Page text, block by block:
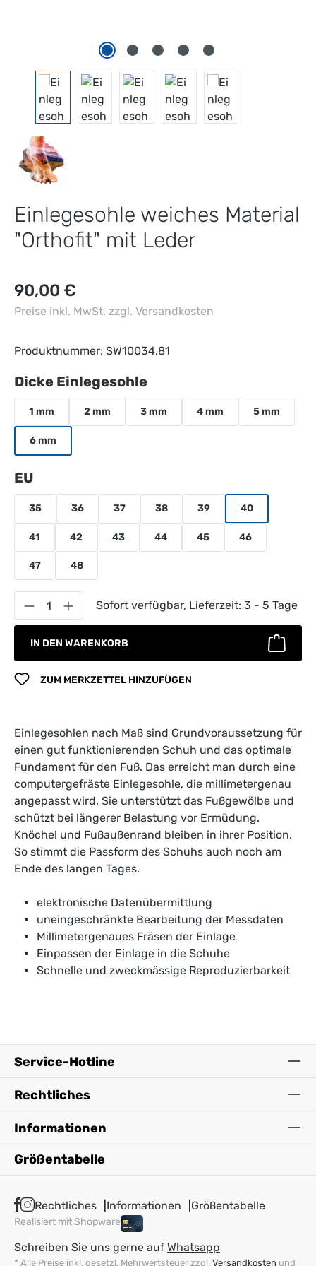
Einlegesohle weiches Material
"Orthofit" mit Leder
Regulärer Preis:
90,00 €
Preise inkl. MwSt. zzgl. Versandkosten
Produktnummer: SW10034.81
Dicke Einlegesohleauswählen
1 mm 2 mm 3 mm 4 mm 5 mm
6 mm
EU
35 36 37 38 39 40
41 42 43 44 45 46
47 48
Produkt Anzahl: Gib den gewünschten
Sofort verfügbar, Lieferzeit: 3 - 5 Tage
IN DEN WARENKORB
ZUM MERKZETTEL HINZUFÜGEN
Einlegesohlen nach Maß sind Grundvoraussetzung für
einen gut funktionierenden Schuh und das optimale
Fundament für den Fuß. Das erreicht man durch eine
computergefräste Einlegesohle, die millimetergenau
angepasst wird. Sie unterstützt das Fußgewölbe und
schützt bei längerer Belastung vor Ermüdung.
Knöchel und Fußaußenrand bleiben in ihrer Position.
So stimmt die Passform des Schuhs auch noch am
Ende des langen Tages.
elektronische Datenübermittlung
uneingeschränkte Bearbeitung der Messdaten
Millimetergenaues Fräsen der Einlage
Einpassen der Einlage in die Schuhe
Schnelle und zweckmässige Reproduzierbarkeit
Service-Hotline
Rechtliches
Informationen
Größentabelle
Rechtliches Informationen Größentabelle
Realisiert mit Shopware
Schreiben Sie uns gerne auf Whatsapp
* Alle Preise inkl. gesetzl. Mehrwertsteuer zzgl. Versandkosten und